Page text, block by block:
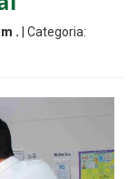
. | Categoria: